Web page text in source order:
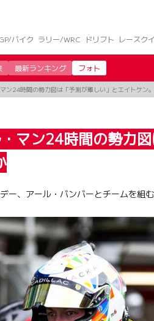
バイク ラリー/WRC ドリフト レースク
最新ランキング フォト
ン24時間の勢力図は「予測が難しい」とエイトケ
マン24時間の勢力
ー、アール・バンバーとチームを